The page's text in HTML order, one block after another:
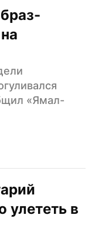
«Ямал-
улететь в